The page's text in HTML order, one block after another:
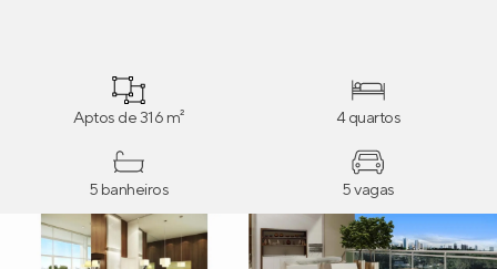
Aptos de 316 m² 4 quartos
5 banheiros 5 vagas